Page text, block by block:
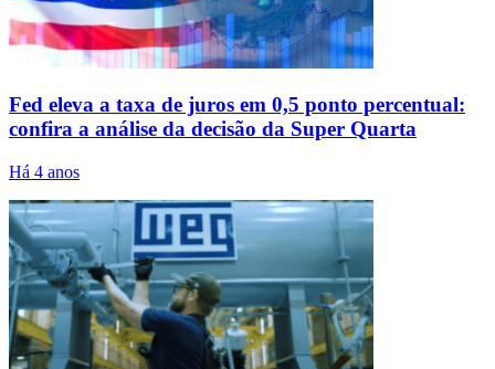
Fed eleva a taxa de juros em 0,5 ponto percentual:
confira a análise da decisão da Super Quarta
Há 4 anos